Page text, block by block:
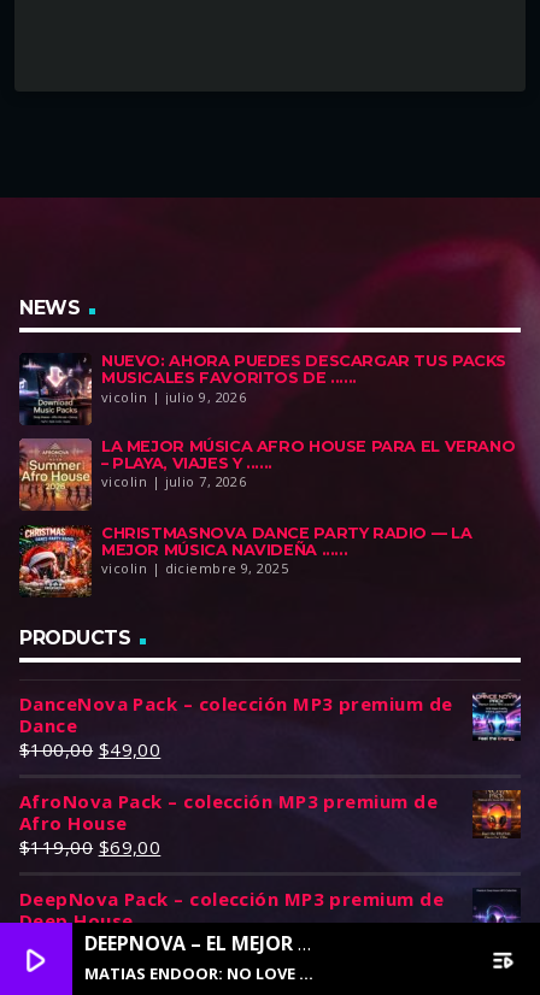
NEWS
NUEVO: AHORA PUEDES DESCARGAR TUS PACKS
MUSICALES FAVORITOS DE ......
vicolin | julio 9, 2026
LA MEJOR MÚSICA AFRO HOUSE PARA EL VERANO
– PLAYA, VIAJES Y ......
vicolin | julio 7, 2026
CHRISTMASNOVA DANCE PARTY RADIO — LA
MEJOR MÚSICA NAVIDEÑA ......
vicolin | diciembre 9, 2025
PRODUCTS
DanceNova Pack – colección MP3 premium de
Dance
$100,00 E
l
p
r
e
c
i
o
r
$49,00
l
p
e
c
i
o
c
AfroNova Pack – colección MP3 premium de
Afro House
$119,00 E
l
p
r
e
c
$69,00
l
p
r
e
c
DeepNova Pack – colección MP3 premium de
Deep House
$160,00E
l
$89,00E
l
play_arrow DEEPNOVA – EL MEJOR DEEP HOUSE
MATIAS ENDOOR: NO LOVE AGAIN (DEEP HOUSE VERSION) playlist_play